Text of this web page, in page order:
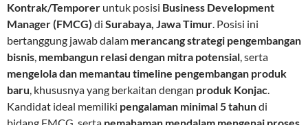
Kontrak/Temporer untuk posisi Business Development
Manager (FMCG) di Surabaya, Jawa Timur. Posisi ini
bertanggung jawab dalam merancang strategi pengembangan
bisnis, membangun relasi dengan mitra potensial, serta
mengelola dan memantau timeline pengembangan produk
baru, khususnya yang berkaitan dengan produk Konjac.
Kandidat ideal memiliki pengalaman minimal 5 tahundi